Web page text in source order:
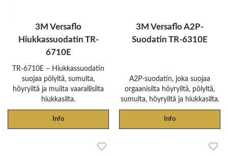
3M Versaflo
Hiukkassuodatin TR-
6710E
TR-6710E – Hiukkassuodatin
suojaa pölyltä, sumulta,
höyryiltä ja muilta vaarallisilta
hiukkasilta.
Info
3M Versaflo A2P-
Suodatin TR-6310E
A2P-suodatin, joka suojaa
orgaanisilta höyryiltä, pölyltä,
sumulta, höyryiltä ja hiukkasilta.
Info